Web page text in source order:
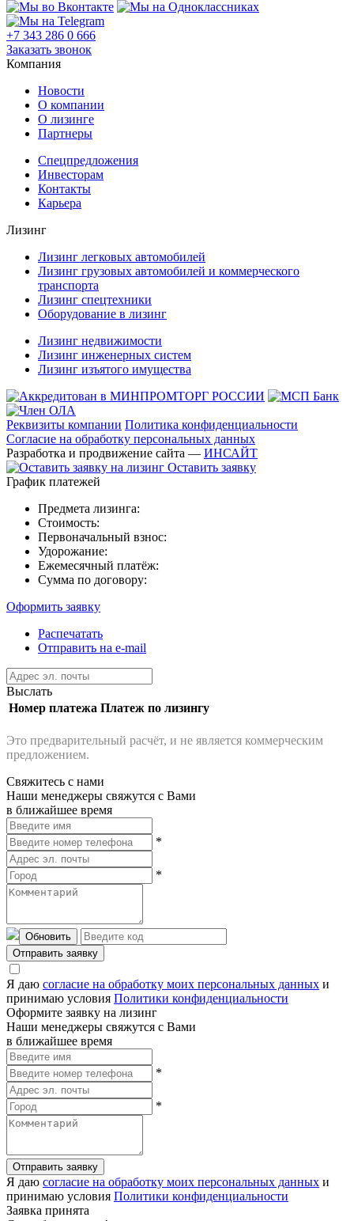
+7 343 286 0 666
Заказать звонок
Компания
Новости
О компании
О лизинге
Партнеры
Спецпредложения
Инвесторам
Контакты
Карьера
Лизинг
Лизинг легковых автомобилей
Лизинг грузовых автомобилей и коммерческого
транспорта
Лизинг спецтехники
Оборудование в лизинг
Лизинг недвижимости
Лизинг инженерных систем
Лизинг изъятого имущества
Реквизиты компании Политика конфиденциальности
Согласие на обработку персональных данных
Разработка и продвижение сайта — ИНСАЙТ
Оставить заявку
График платежей
Предмета лизинга:
Стоимость:
Первоначальный взнос:
Удорожание:
Ежемесячный платёж:
Сумма по договору:
Оформить заявку
Распечатать
Отправить на e-mail
Выслать
Номер платежа Платеж по лизингу
Это предварительный расчёт, и не является коммерческим
предложением.
Свяжитесь с нами
Наши менеджеры свяжутся с Вами
в ближайшее время
*
*
Обновить
Отправить заявку
Я даю согласие на обработку моих персональных данных и
принимаю условия Политики конфиденциальности
Оформите заявку на лизинг
Наши менеджеры свяжутся с Вами
в ближайшее время
*
*
Отправить заявку
Я даю согласие на обработку моих персональных данных и
принимаю условия Политики конфиденциальности
Заявка принята